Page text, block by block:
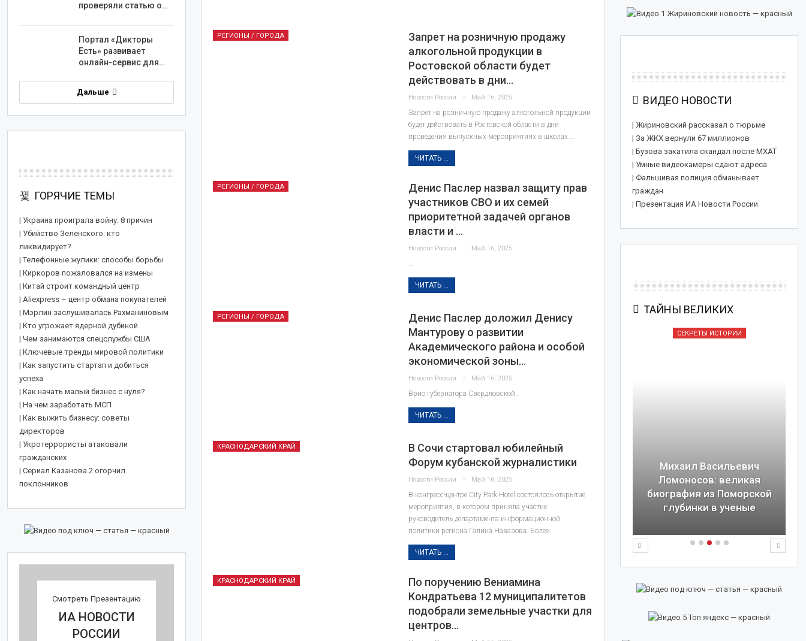
РЕГИОНЫ / ГОРОДА
Запрет на розничную продажу
алкогольной продукции в
Ростовской области будет
действовать в дни…
Новости России Май 16, 2025
Запрет на розничную продажу алкогольной продукции
будет действовать в Ростовской области в дни
проведения выпускных мероприятиях в школах.…
ЧИТАТЬ ...
РЕГИОНЫ / ГОРОДА
Денис Паслер назвал защиту прав
участников СВО и их семей
приоритетной задачей органов
власти и …
Новости России Май 16, 2025
ЧИТАТЬ ...
РЕГИОНЫ / ГОРОДА
Денис Паслер доложил Денису
Мантурову о развитии
Академического района и особой
экономической зоны…
Новости России Май 16, 2025
Врио губернатора Свердловской…
ЧИТАТЬ ...
КРАСНОДАРСКИЙ КРАЙ
В Сочи стартовал юбилейный
Форум кубанской журналистики
Новости России Май 16, 2025
В конгресс-центре City Park Hotel состоялось открытие
мероприятия, в котором приняла участие
руководитель департамента информационной
политики региона Галина Навазова. Более…
ЧИТАТЬ ...
КРАСНОДАРСКИЙ КРАЙ
По поручению Вениамина
Кондратьева 12 муниципалитетов
подобрали земельные участки для
центров…
ВИДЕО НОВОСТИ
| Жириновский рассказал о тюрьме
| За ЖКХ вернули 67 миллионов
| Бузова закатила скандал после МХАТ
| Умные видеокамеры сдают адреса
| Фальшивая полиция обманывает
граждан
| Презентация ИА Новости России
ТАЙНЫ ВЕЛИКИХ
великой русской княгини
Исаак Ньютон: алхимия,
склоки и тайные
рукописи. Что скрывает
биография ученого?
СЕКРЕТЫ ИСТОРИИ
Лев Николаевич Толстой:
биография от войны до
мира
СЕКРЕТЫ ИСТОРИИ
Михаил Васильевич
Ломоносов: великая
биография из Поморской
глубинки в ученые
проверяли статью о…
Портал «Дикторы
Есть» развивает
онлайн-сервис для…
Дальше
ГОРЯЧИЕ ТЕМЫ
| Украина проиграла войну: 8 причин
| Убийство Зеленского: кто
ликвидирует?
| Телефонные жулики: способы борьбы
| Киркоров пожаловался на измены
| Китай строит командный центр
| Aliexpress – центр обмана покупателей
| Мэрлин заслушивалась Рахманиновым
| Кто угрожает ядерной дубиной
| Чем занимаются спецслужбы США
| Ключевые тренды мировой политики
| Как запустить стартап и добиться
успеха
| Как начать малый бизнес с нуля?
| На чем заработать МСП
| Как выжить бизнесу: советы
директоров
| Укротеррористы атаковали
гражданских
| Сериал Казанова 2 огорчил
поклонников
Смотреть Презентацию
ИА НОВОСТИ
РОССИИ